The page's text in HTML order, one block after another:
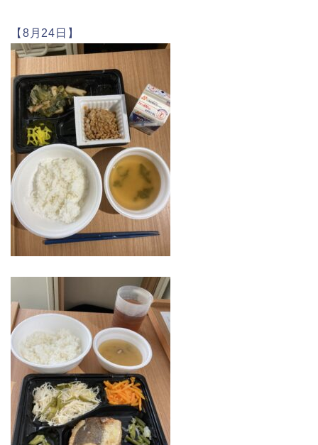
【8月24日】